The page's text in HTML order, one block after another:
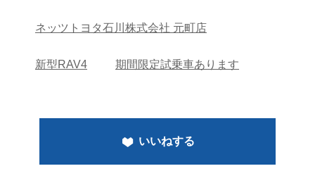
ネッツトヨタ石川株式会社 元町店
新型RAV4 期間限定試乗車あります
いいねする